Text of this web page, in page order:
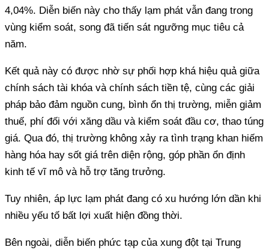
4,04%. Diễn biến này cho thấy lạm phát vẫn đang trong
vùng kiểm soát, song đã tiến sát ngưỡng mục tiêu cả
năm.
Kết quả này có được nhờ sự phối hợp khá hiệu quả giữa
chính sách tài khóa và chính sách tiền tệ, cùng các giải
pháp bảo đảm nguồn cung, bình ổn thị trường, miễn giảm
thuế, phí đối với xăng dầu và kiểm soát đầu cơ, thao túng
giá. Qua đó, thị trường không xảy ra tình trạng khan hiếm
hàng hóa hay sốt giá trên diện rộng, góp phần ổn định
kinh tế vĩ mô và hỗ trợ tăng trưởng.
Tuy nhiên, áp lực lạm phát đang có xu hướng lớn dần khi
nhiều yếu tố bất lợi xuất hiện đồng thời.
Bên ngoài, diễn biến phức tạp của xung đột tại Trung